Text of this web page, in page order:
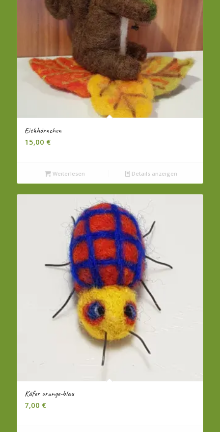
Eichhörnchen
15,00 €
Weiterlesen Details anzeigen
Käfer orange-blau
7,00 €